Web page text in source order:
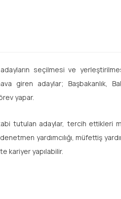
seçilmesi ve
giren adaylar; Başbakanlık,
yapar.
tutulan adaylar, tercih ettikleri
yardımcılığı, müfettiş
kariyer yapılabilir.